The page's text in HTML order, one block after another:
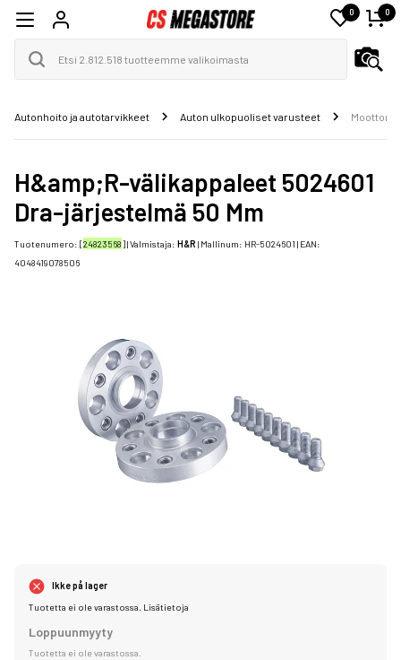
0 0
Autonhoito ja autotarvikkeet Auton ulkopuoliset varusteet Moottorin
H&amp;R-välikappaleet 5024601
Dra-järjestelmä 50 Mm
Tuotenumero: [24823568] | Valmistaja: H&R | Mallinum: HR-5024601 | EAN:
4048419078506
Ikke på lager
Tuotetta ei ole varastossa. Lisätietoja
Loppuunmyyty
Tuotetta ei ole varastossa.